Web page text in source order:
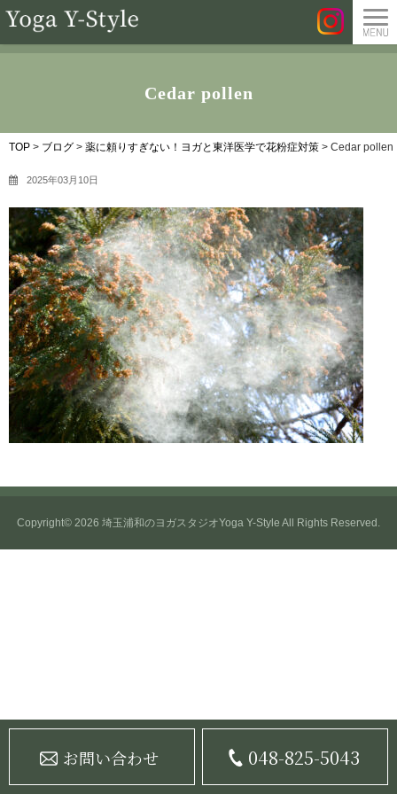
Cedar pollen
TOP > ブログ > 薬に頼りすぎない！ヨガと東洋医学で花粉症対策 > Cedar pollen
2025年03月10日
Copyright© 2026 埼玉浦和のヨガスタジオYoga Y-Style All Rights Reserved.
お問い合わせ 048-825-5043